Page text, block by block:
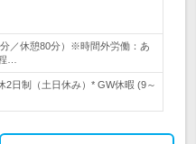
／休憩80分）※時間外労働：あ
…
日制（土日休み）* GW休暇 (9～